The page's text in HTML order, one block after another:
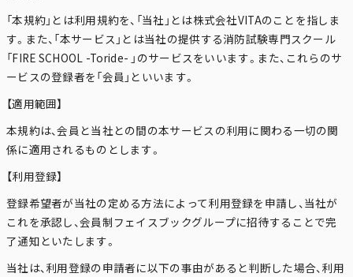
「本規約」とは利用規約を、「当社」とは株式会社VITAのことを指しま
す。また、「本サービス」とは当社の提供する消防試験専門スクール
「FIRE SCHOOL -Toride- 」のサービスをいいます。また、これらのサ
ービスの登録者を「会員」といいます。
【適用範囲】
本規約は、会員と当社との間の本サービスの利用に関わる一切の関
係に適用されるものとします。
【利用登録】
登録希望者が当社の定める方法によって利用登録を申請し、当社が
これを承認し、会員制フェイスブックグループに招待することで完
了通知といたします。
当社は、利用登録の申請者に以下の事由があると判断した場合、利用